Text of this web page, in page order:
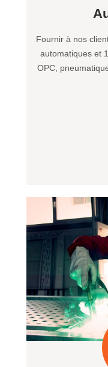
Fournir à nos
automatiques et
OPC,